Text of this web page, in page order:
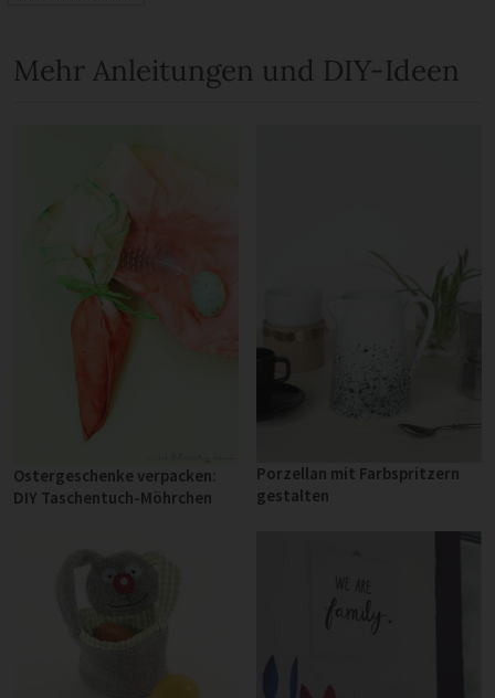
Mehr Anleitungen und DIY-Ideen
Ostergeschenke verpacken:
DIY Taschentuch-Möhrchen
Porzellan mit Farbspritzern
gestalten